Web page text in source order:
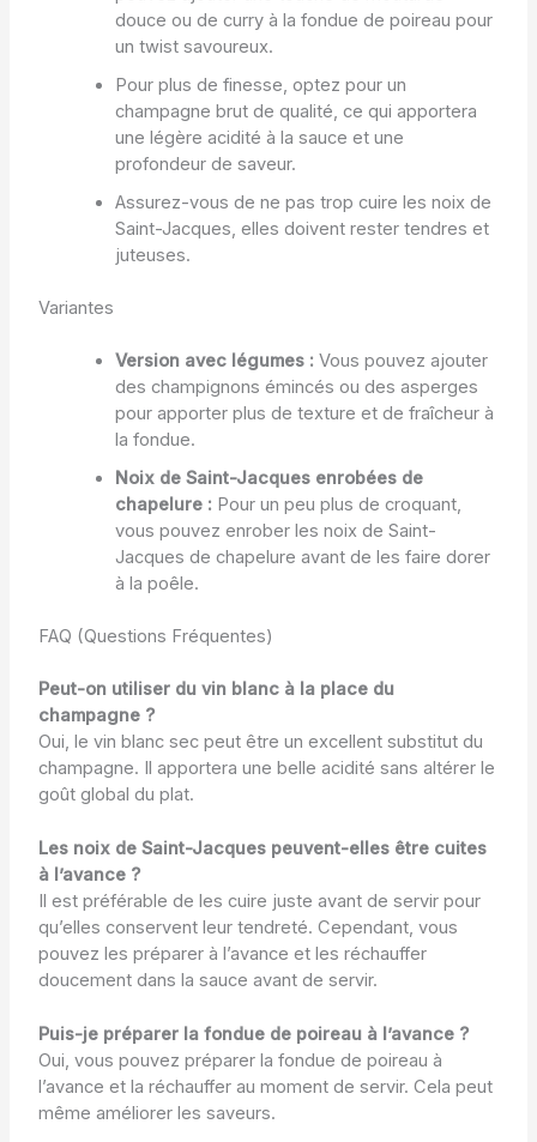
douce ou de curry à la fondue de poireau pour
un twist savoureux.
Pour plus de finesse, optez pour un
champagne brut de qualité, ce qui apportera
une légère acidité à la sauce et une
profondeur de saveur.
Assurez-vous de ne pas trop cuire les noix de
Saint-Jacques, elles doivent rester tendres et
juteuses.
Variantes
Version avec légumes : Vous pouvez ajouter
des champignons émincés ou des asperges
pour apporter plus de texture et de fraîcheur à
la fondue.
Noix de Saint-Jacques enrobées de
chapelure : Pour un peu plus de croquant,
vous pouvez enrober les noix de Saint-
Jacques de chapelure avant de les faire dorer
à la poêle.
FAQ (Questions Fréquentes)
Peut-on utiliser du vin blanc à la place du
champagne ?
Oui, le vin blanc sec peut être un excellent substitut du
champagne. Il apportera une belle acidité sans altérer le
goût global du plat.
Les noix de Saint-Jacques peuvent-elles être cuites
à l’avance ?
Il est préférable de les cuire juste avant de servir pour
qu’elles conservent leur tendreté. Cependant, vous
pouvez les préparer à l’avance et les réchauffer
doucement dans la sauce avant de servir.
Puis-je préparer la fondue de poireau à l’avance ?
Oui, vous pouvez préparer la fondue de poireau à
l’avance et la réchauffer au moment de servir. Cela peut
même améliorer les saveurs.